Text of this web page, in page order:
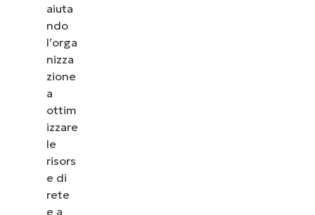
aiuta
ndo
l’orga
nizza
zione
a
ottim
izzare
le
risors
e di
rete
e a
Guarda NinjaOne in
Dai un’occhiata alle nostre demo on-demand per